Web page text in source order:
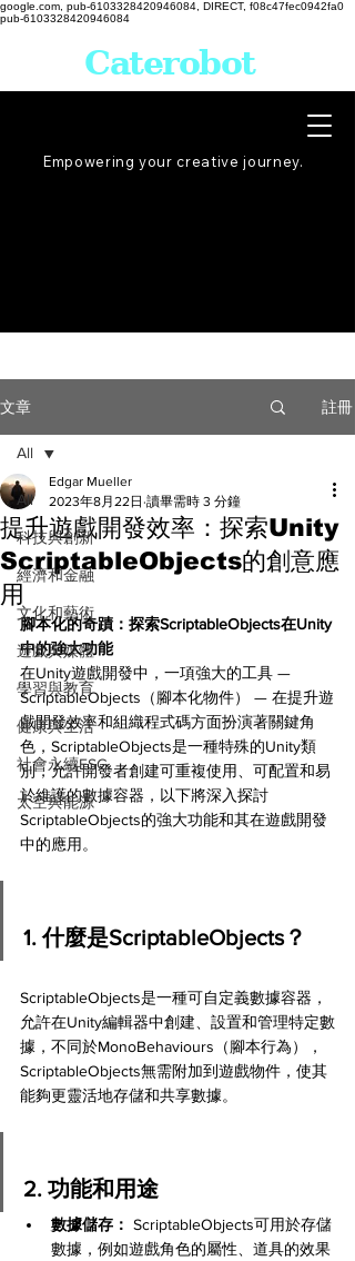
google.com, pub-6103328420946084, DIRECT, f08c47fec0942fa0
pub-6103328420946084
Empowering your creative journey.
Caterobot
文章 註冊
All
科技與創新
經濟和金融
文化和藝術
遊戲與媒體
學習與教育
健康與生活
社會永續ESG
太空與能源
All
提升遊戲開發效率：探索Unity
ScriptableObjects的創意應
用
Edgar Mueller
2023年8月22日 讀畢需時 3 分鐘
腳本化的奇蹟：探索ScriptableObjects在Unity
中的強大功能
在Unity遊戲開發中，一項強大的工具 —
ScriptableObjects（腳本化物件） — 在提升遊
戲開發效率和組織程式碼方面扮演著關鍵角
色，ScriptableObjects是一種特殊的Unity類
別，允許開發者創建可重複使用、可配置和易
於維護的數據容器，以下將深入探討
ScriptableObjects的強大功能和其在遊戲開發
中的應用。
1. 什麼是ScriptableObjects？
ScriptableObjects是一種可自定義數據容器，
允許在Unity編輯器中創建、設置和管理特定數
據，不同於MonoBehaviours（腳本行為），
ScriptableObjects無需附加到遊戲物件，使其
能夠更靈活地存儲和共享數據。
2. 功能和用途
數據儲存： ScriptableObjects可用於存儲
數據，例如遊戲角色的屬性、道具的效果